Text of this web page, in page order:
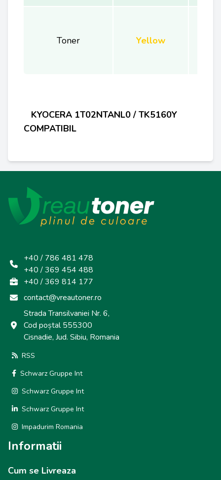
Toner Yellow
KYOCERA 1T02NTANL0 / TK5160Y
COMPATIBIL
+40 / 786 481 478
+40 / 369 454 488
+40 / 369 814 177
contact@vreautoner.ro
Strada Transilvaniei Nr. 6,
Cod poștal 555300
Cisnadie, Jud. Sibiu, Romania
RSS
Schwarz Gruppe Int
Schwarz Gruppe Int
Schwarz Gruppe Int
Impadurim Romania
Informatii
Cum se Livreaza